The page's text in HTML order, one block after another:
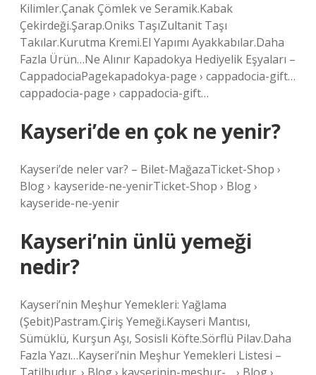
Kilimler.Çanak Çömlek ve Seramik.Kabak
Çekirdeği.Şarap.Oniks TaşıZultanit Taşı
Takılar.Kurutma Kremi.El Yapımı Ayakkabılar.Daha
Fazla Ürün…Ne Alınır Kapadokya Hediyelik Eşyaları –
CappadociaPagekapadokya-page › cappadocia-gift…
cappadocia-page › cappadocia-gift…
Kayseri’de en çok ne yenir?
Kayseri’de neler var? – Bilet-MağazaTicket-Shop ›
Blog › kayseride-ne-yenirTicket-Shop › Blog ›
kayseride-ne-yenir
Kayseri’nin ünlü yemeği
nedir?
Kayseri’nin Meşhur Yemekleri: Yağlama
(Şebit)Pastram.Çiriş Yemeği.Kayseri Mantısı,
Sümüklü, Kurşun Aşı, Sosisli Köfte.Sörflü Pilav.Daha
Fazla Yazı…Kayseri’nin Meşhur Yemekleri Listesi –